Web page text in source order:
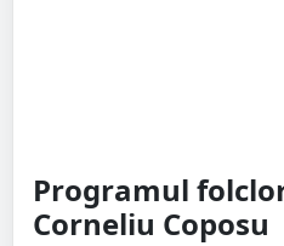
Programul
Corneliu Coposu